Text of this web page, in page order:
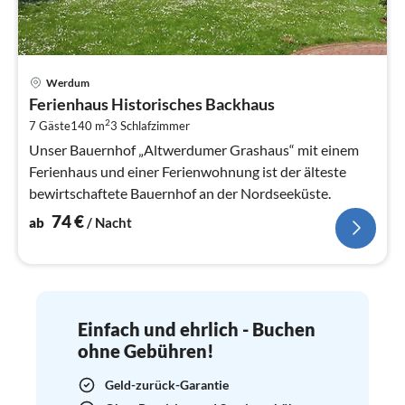
Werdum
Ferienhaus Historisches Backhaus
7 Gäste140 m23 Schlafzimmer
Unser Bauernhof „Altwerdumer Grashaus“ mit einem
Ferienhaus und einer Ferienwohnung ist der älteste
bewirtschaftete Bauernhof an der Nordseeküste.
ab 74€/ Nacht
Einfach und ehrlich - Buchen
ohne Gebühren!
Geld-zurück-Garantie